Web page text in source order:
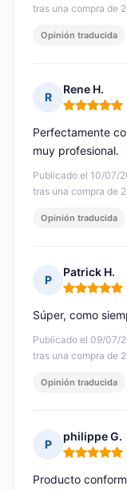
tras una compra de
Opinión traducida
R
Rene H.
Nota: 5 de 5
Publicado el 10/07/
tras una compra de
Perfectamente
muy profesional.
Opinión traducida
P
Patrick H.
Nota: 5 de 5
Publicado el 09/07/
tras una compra de
Súper, como
Opinión traducida
P
philippe G.
Nota: 5 de 5
Producto